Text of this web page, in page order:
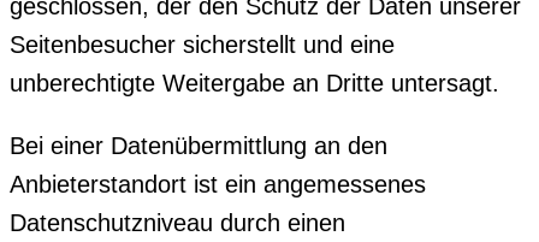
geschlossen, der den Schutz der Daten unserer
Seitenbesucher sicherstellt und eine
unberechtigte Weitergabe an Dritte untersagt.
Bei einer Datenübermittlung an den
Anbieterstandort ist ein angemessenes
Datenschutzniveau durch einen